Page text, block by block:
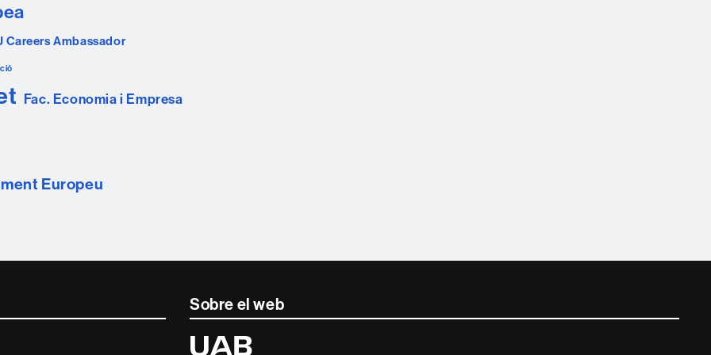
Careers Ambassador
Fac. Economia i Empresa
Europeu
Sobre el web
Universitat
Autònoma